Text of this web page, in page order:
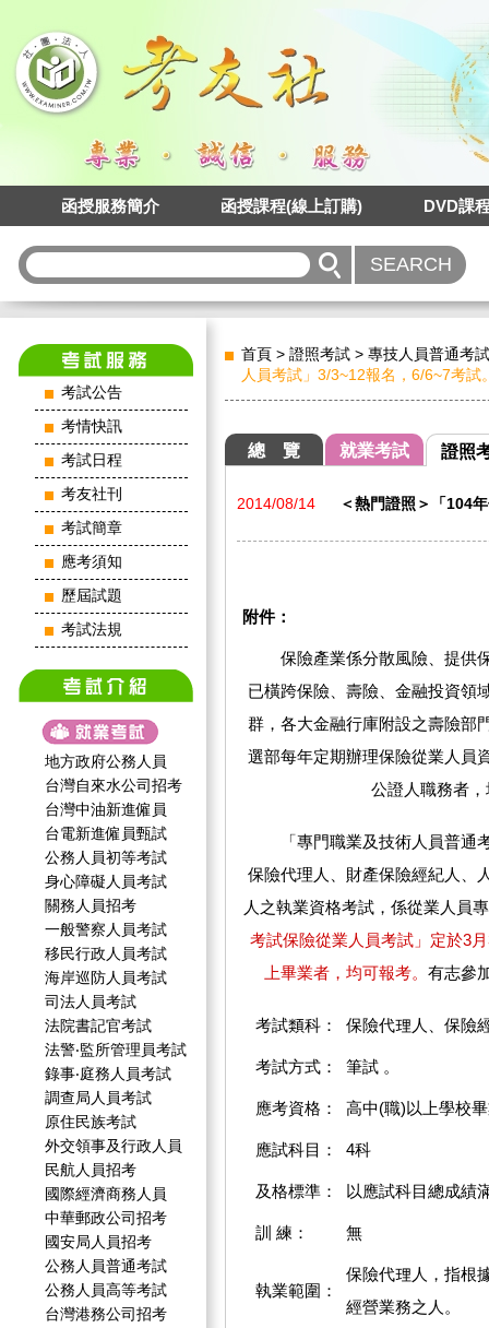
函授服務簡介 函授課程(線上訂購) DVD課
考試公告
考情快訊
考試日程
考友社刊
考試簡章
應考須知
歷屆試題
考試法規
地方政府公務人員
台灣自來水公司招考
台灣中油新進僱員
台電新進僱員甄試
公務人員初等考試
身心障礙人員考試
關務人員招考
一般警察人員考試
移民行政人員考試
海岸巡防人員考試
司法人員考試
法院書記官考試
法警‧監所管理員考試
錄事‧庭務人員考試
調查局人員考試
原住民族考試
外交領事及行政人員
民航人員招考
國際經濟商務人員
中華郵政公司招考
國安局人員招考
公務人員普通考試
公務人員高等考試
台灣港務公司招考
首頁 > 證照考試 > 專技人員普通考試
人員考試」3/3~12報名，6/6~7考試
總 覽 就業考試 證照
2014/08/14 ＜熱門證照＞「104
附件：
保險產業係分散風險、提供保
已橫跨保險、壽險、金融投資領
群，各大金融行庫附設之壽險部
選部每年定期辦理保險從業人員
公證人職務者
「專門職業及技術人員普通考
保險代理人、財產保險經紀人、
人之執業資格考試，係從業人員
考試保險從業人員考試」定於3
上畢業者，均可報考。 有志參
考試類科： 保險代理人、保險
考試方式： 筆試 。
應考資格： 高中(職)以上學校
應試科目： 4科
及格標準： 以應試科目總成績
訓 練： 無
執業範圍：
保險代理人，指根
經營業務之人。